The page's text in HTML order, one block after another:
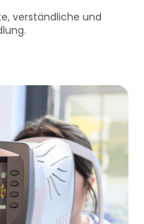
verständliche und